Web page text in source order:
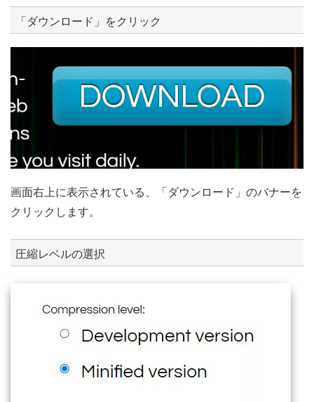
「ダウンロード」をクリック
画面右上に表示されている、「ダウンロード」のバナーを
クリックします。
圧縮レベルの選択